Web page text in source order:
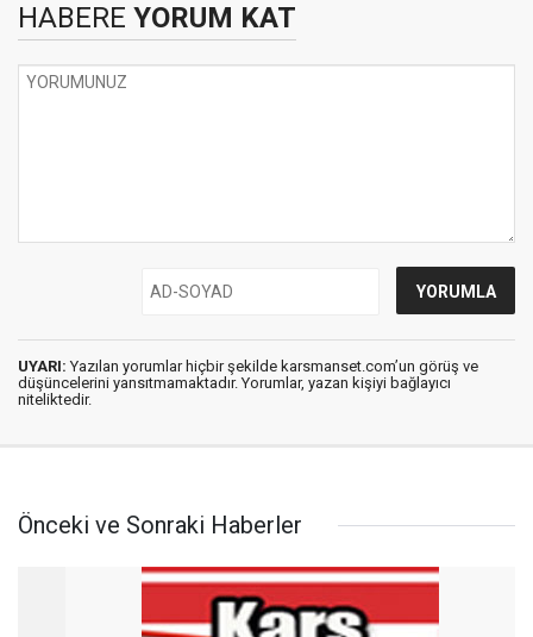
HABERE YORUM KAT
UYARI: Yazılan yorumlar hiçbir şekilde karsmanset.com’un görüş ve
düşüncelerini yansıtmamaktadır. Yorumlar, yazan kişiyi bağlayıcı
niteliktedir.
Önceki ve Sonraki Haberler